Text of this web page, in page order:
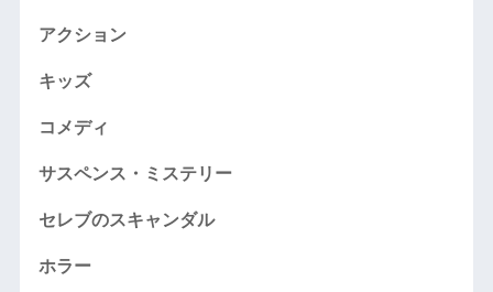
アクション
キッズ
コメディ
サスペンス・ミステリー
セレブのスキャンダル
ホラー